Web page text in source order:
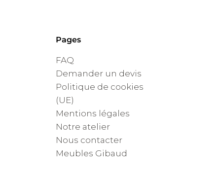
Pages
FAQ
Demander un devis
Politique de cookies
(UE)
Mentions légales
Notre atelier
Nous contacter
Meubles Gibaud